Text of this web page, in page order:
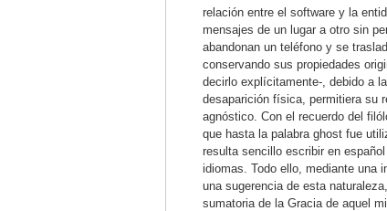
relación entre el software y la
mensajes de un lugar a otro sin
abandonan un teléfono y se
conservando sus propiedades
decirlo explícitamente-, debido a
desaparición física, permitiera su
agnóstico. Con el recuerdo del
que hasta la palabra ghost fue
resulta sencillo escribir en
idiomas. Todo ello, mediante una
una sugerencia de esta
sumatoria de la Gracia de aquel